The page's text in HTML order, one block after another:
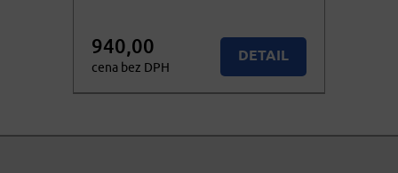
940,00
cena bez DPH
DETAIL
KOUPIT